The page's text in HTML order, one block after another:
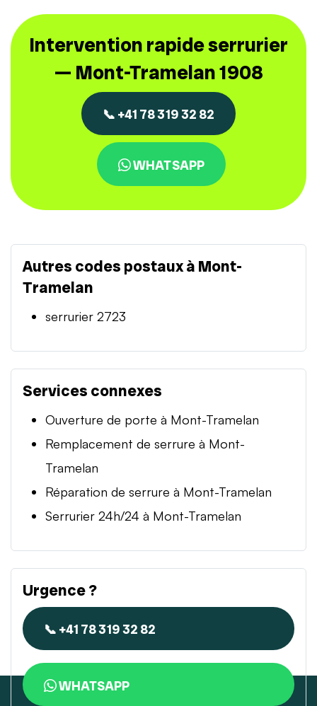
Intervention rapide serrurier
— Mont-Tramelan 1908
📞 +41 78 319 32 82
WHATSAPP
Autres codes postaux à Mont-
Tramelan
serrurier 2723
Services connexes
Ouverture de porte à Mont-Tramelan
Remplacement de serrure à Mont-
Tramelan
Réparation de serrure à Mont-Tramelan
Serrurier 24h/24 à Mont-Tramelan
Urgence ?
📞 +41 78 319 32 82
WHATSAPP